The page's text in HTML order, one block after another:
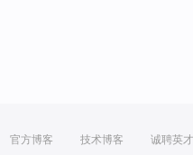
官方博客 技术博客 诚聘英才